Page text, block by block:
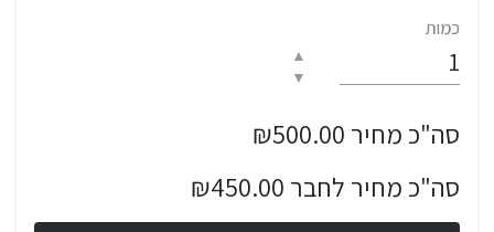
כמות
▲
▼
סה"כ מחיר ₪500.00
סה"כ מחיר לחבר ₪450.00